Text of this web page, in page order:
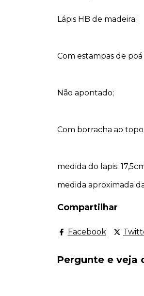
Lápis HB de madeira;
Com estampas de
Não apontado;
Com borracha ao topo.
medida do lapis:
medida aproximada
Compartilhar
Facebook
Pergunte e veja